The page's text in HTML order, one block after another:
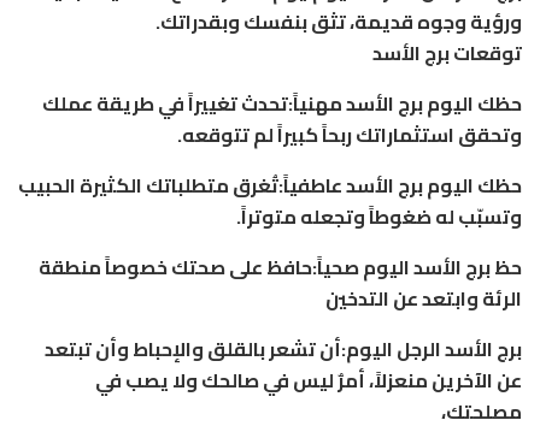
ورؤية وجوه قديمة، تثق بنفسك وبقدراتك.
توقعات برج الأسد
حظك اليوم برج الأسد مهنياً:تحدث تغييراً في طريقة عملك
وتحقق استثماراتك ربحاً كبيراً لم تتوقعه.
حظك اليوم برج الأسد عاطفياً:تُغرق متطلباتك الكثيرة الحبيب
وتسبّب له ضغوطاً وتجعله متوتراً.
حظ برج الأسد اليوم صحياً:حافظ على صحتك خصوصاً منطقة
الرئة وابتعد عن التدخين
برج الأسد الرجل اليوم:أن تشعر بالقلق والإحباط وأن تبتعد
عن الآخرين منعزلاً، أمرٌ ليس في صالحك ولا يصب في
مصلحتك،